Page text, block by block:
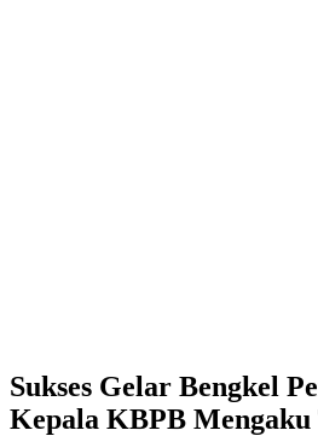
Sukses Gelar Bengkel
Kepala KBPB Mengaku